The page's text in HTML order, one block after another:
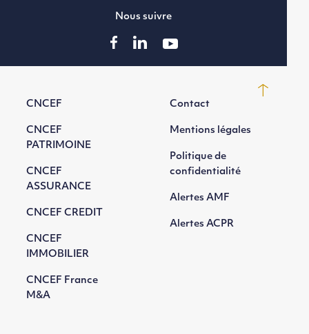
CNCEF
CNCEF
PATRIMOINE
CNCEF
ASSURANCE
CNCEF CREDIT
CNCEF
IMMOBILIER
CNCEF France
M&A
Contact
Mentions légales
Politique de
confidentialité
Alertes AMF
Alertes ACPR
Nous suivre